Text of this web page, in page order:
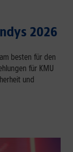
2026
besten für den
für KMU
und